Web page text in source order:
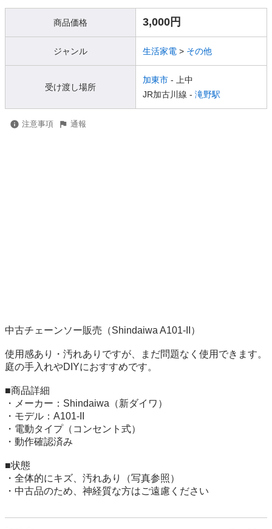
商品価格 3,000円
ジャンル 生活家電 > その他
受け渡し場所
加東市 - 上中
JR加古川線 - 滝野駅
注意事項 通報
中古チェーンソー販売（Shindaiwa A101-II）
使用感あり・汚れありですが、まだ問題なく使用できます。
庭の手入れやDIYにおすすめです。
■商品詳細
・メーカー：Shindaiwa（新ダイワ）
・モデル：A101-II
・電動タイプ（コンセント式）
・動作確認済み
■状態
・全体的にキズ、汚れあり（写真参照）
・中古品のため、神経質な方はご遠慮ください